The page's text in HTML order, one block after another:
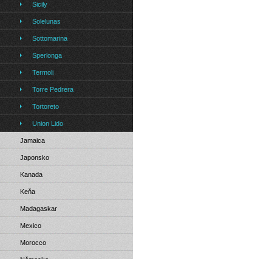
Sicily
Solelunas
Sottomarina
Sperlonga
Termoli
Torre Pedrera
Tortoreto
Union Lido
Jamaica
Japonsko
Kanada
Keňa
Madagaskar
Mexico
Morocco